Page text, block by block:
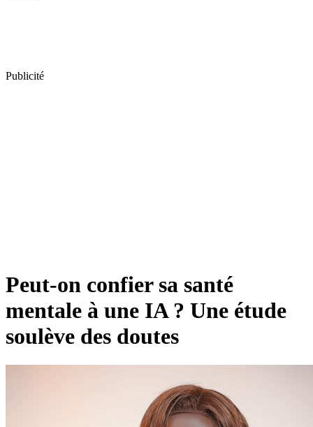
Publicité
Peut-on confier sa santé
mentale à une IA ? Une étude
soulève des doutes